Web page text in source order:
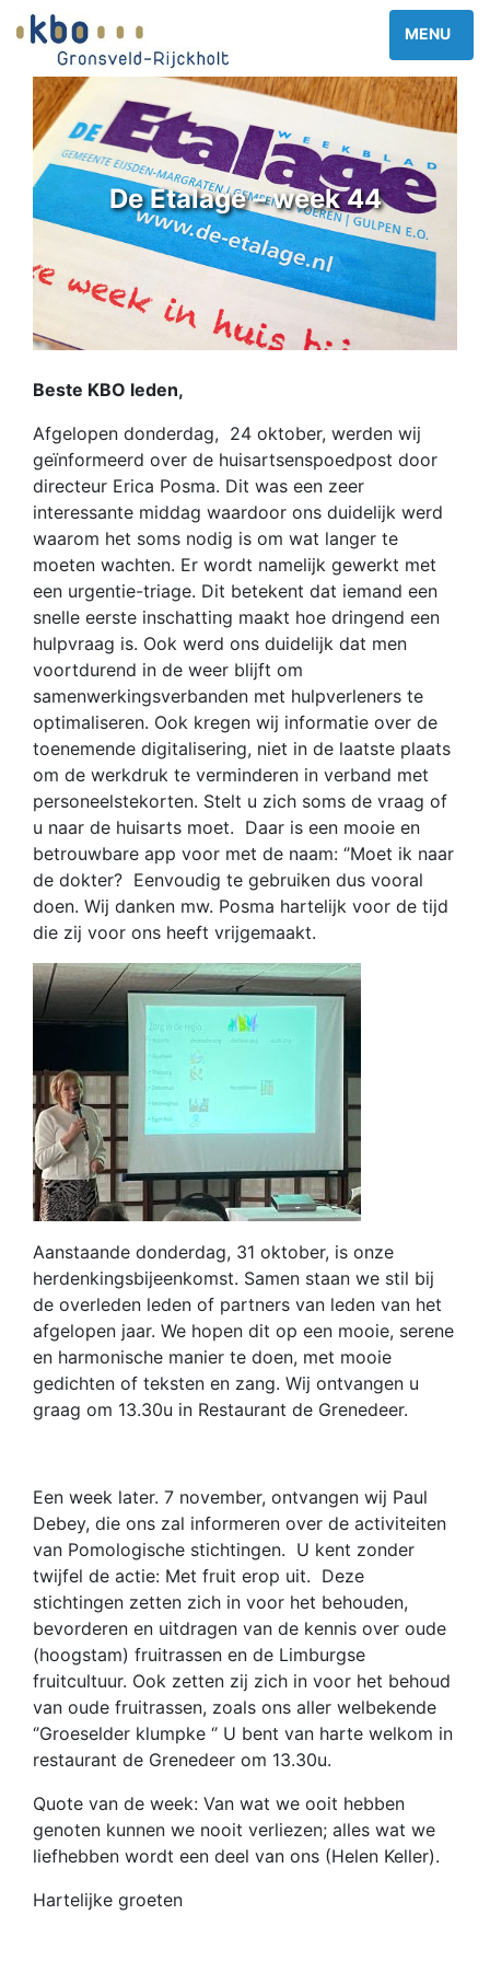
De Etalage – week 44
Beste KBO leden,
Afgelopen donderdag, 24 oktober, werden wij
geïnformeerd over de huisartsenspoedpost door
directeur Erica Posma. Dit was een zeer
interessante middag waardoor ons duidelijk werd
waarom het soms nodig is om wat langer te
moeten wachten. Er wordt namelijk gewerkt met
een urgentie-triage. Dit betekent dat iemand een
snelle eerste inschatting maakt hoe dringend een
hulpvraag is. Ook werd ons duidelijk dat men
voortdurend in de weer blijft om
samenwerkingsverbanden met hulpverleners te
optimaliseren. Ook kregen wij informatie over de
toenemende digitalisering, niet in de laatste plaats
om de werkdruk te verminderen in verband met
personeelstekorten. Stelt u zich soms de vraag of
u naar de huisarts moet. Daar is een mooie en
betrouwbare app voor met de naam: ‘’Moet ik naar
de dokter? Eenvoudig te gebruiken dus vooral
doen. Wij danken mw. Posma hartelijk voor de tijd
die zij voor ons heeft vrijgemaakt.
Aanstaande donderdag, 31 oktober, is onze
herdenkingsbijeenkomst. Samen staan we stil bij
de overleden leden of partners van leden van het
afgelopen jaar. We hopen dit op een mooie, serene
en harmonische manier te doen, met mooie
gedichten of teksten en zang. Wij ontvangen u
graag om 13.30u in Restaurant de Grenedeer.
Een week later. 7 november, ontvangen wij Paul
Debey, die ons zal informeren over de activiteiten
van Pomologische stichtingen. U kent zonder
twijfel de actie: Met fruit erop uit. Deze
stichtingen zetten zich in voor het behouden,
bevorderen en uitdragen van de kennis over oude
(hoogstam) fruitrassen en de Limburgse
fruitcultuur. Ook zetten zij zich in voor het behoud
van oude fruitrassen, zoals ons aller welbekende
‘’Groeselder klumpke ‘’ U bent van harte welkom in
restaurant de Grenedeer om 13.30u.
Quote van de week: Van wat we ooit hebben
genoten kunnen we nooit verliezen; alles wat we
liefhebben wordt een deel van ons (Helen Keller).
Hartelijke groeten